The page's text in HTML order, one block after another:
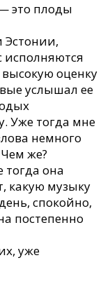
это плоды
исполняются
оценку
услышал ее
Уже тогда мне
немного
же?
она
какую музыку
спокойно,
постепенно
уже